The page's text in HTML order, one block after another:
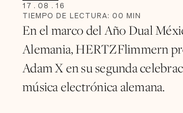
17 . 08 . 16
TIEMPO DE LECTURA: 00 MIN
En el marco del Año Dual
Alemania, HERTZFlimmern
Adam X en su segunda
música electrónica alemana.